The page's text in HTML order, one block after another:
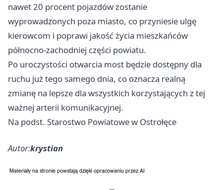
nawet 20 procent pojazdów zostanie
wyprowadzonych poza miasto, co przyniesie ulgę
kierowcom i poprawi jakość życia mieszkańców
północno-zachodniej części powiatu.
Po uroczystości otwarcia most będzie dostępny dla
ruchu już tego samego dnia, co oznacza realną
zmianę na lepsze dla wszystkich korzystających z tej
ważnej arterii komunikacyjnej.
Na podst. Starostwo Powiatowe w Ostrołęce
Autor:krystian